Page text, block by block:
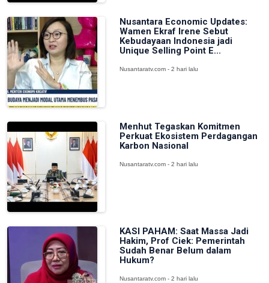
Nusantara Economic Updates:
Wamen Ekraf Irene Sebut
Kebudayaan Indonesia jadi
Unique Selling Point E...
Nusantaratv.com - 2 hari lalu
Menhut Tegaskan Komitmen
Perkuat Ekosistem Perdagangan
Karbon Nasional
Nusantaratv.com - 2 hari lalu
KASI PAHAM: Saat Massa Jadi
Hakim, Prof Ciek: Pemerintah
Sudah Benar Belum dalam
Hukum?
Nusantaratv.com - 2 hari lalu